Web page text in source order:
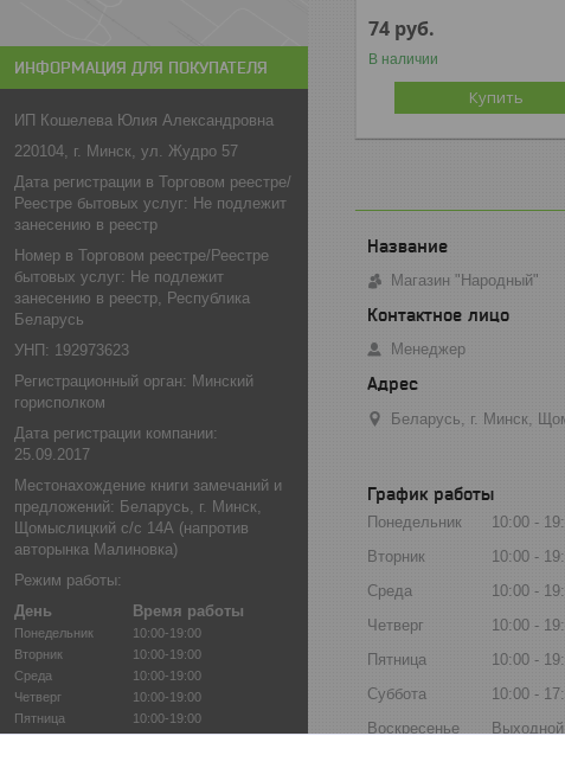
ИНФОРМАЦИЯ ДЛЯ ПОКУПАТЕЛЯ
ИП Кошелева Юлия Александровна
220104, г. Минск, ул. Жудро 57
Дата регистрации в Торговом реестре/
Реестре бытовых услуг: Не подлежит
занесению в реестр
Номер в Торговом реестре/Реестре
бытовых услуг: Не подлежит
занесению в реестр, Республика
Беларусь
УНП: 192973623
Регистрационный орган: Минский
горисполком
Дата регистрации компании:
25.09.2017
Местонахождение книги замечаний и
предложений: Беларусь, г. Минск,
Щомыслицкий с/с 14А (напротив
авторынка Малиновка)
Режим работы:
День
Время работы
Понедельник
10:00-19:00
Вторник
10:00-19:00
Среда
10:00-19:00
Четверг
10:00-19:00
Пятница
10:00-19:00
Суббота
10:00-17:00
74 руб.
В наличии
Купить
Магазин "Народный"
Менеджер
Беларусь, г. Минск,
График работы
Понедельник 10:00
Вторник
10:00
Среда
10:00
Четверг
10:00
Пятница
10:00
Суббота
10:00
Воскресенье
Выходной